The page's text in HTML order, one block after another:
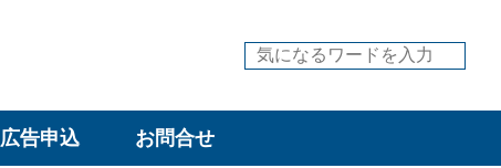
広告申込 お問合せ